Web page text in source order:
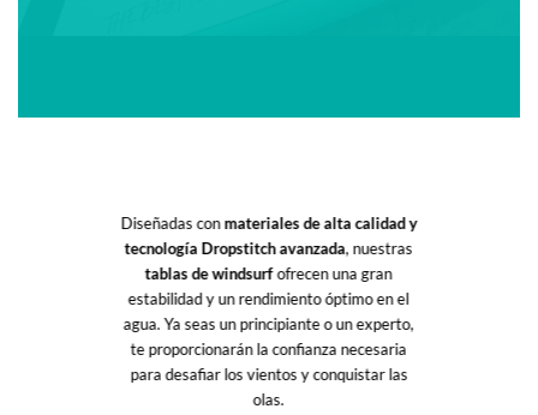
Diseñadas conmateriales de alta calidad y
tecnología Dropstitch avanzada, nuestras
tablas de windsurfofrecen una gran
estabilidad y un rendimiento óptimo en el
agua. Ya seas un principiante o un experto,
te proporcionarán la confianza necesaria
para desafiar los vientos y conquistar las
olas.